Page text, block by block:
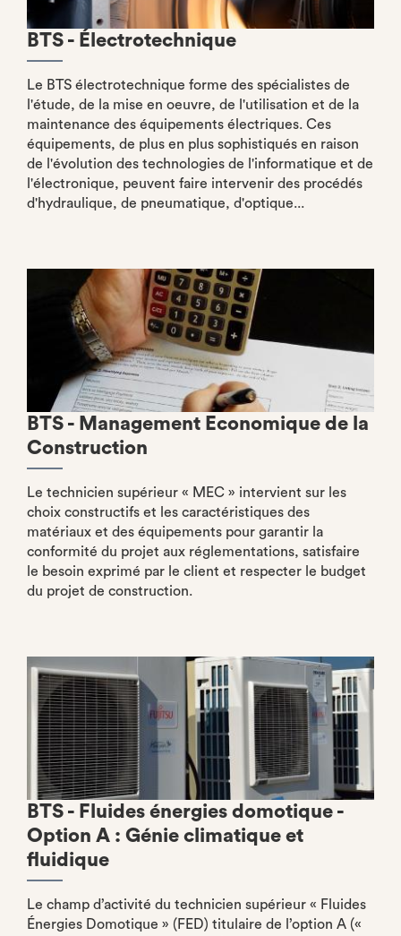
BTS - Électrotechnique
Le BTS électrotechnique forme des spécialistes de
l'étude, de la mise en oeuvre, de l'utilisation et de la
maintenance des équipements électriques. Ces
équipements, de plus en plus sophistiqués en raison
de l'évolution des technologies de l'informatique et de
l'électronique, peuvent faire intervenir des procédés
d'hydraulique, de pneumatique, d'optique...
BTS - Management Economique de la
Construction
Le technicien supérieur « MEC » intervient sur les
choix constructifs et les caractéristiques des
matériaux et des équipements pour garantir la
conformité du projet aux réglementations, satisfaire
le besoin exprimé par le client et respecter le budget
du projet de construction.
BTS - Fluides énergies domotique -
Option A : Génie climatique et
fluidique
Le champ d’activité du technicien supérieur « Fluides
Énergies Domotique » (FED) titulaire de l’option A («